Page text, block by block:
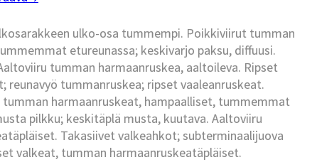
ulko-osa tummempi. Poikkiviirut tumman
etureunassa; keskivarjo paksu, diffuusi.
tumman harmaanruskea, aaltoileva. Ripset
tummanruskea; ripset vaaleanruskeat.
harmaanruskeat, hampaalliset, tummemmat
pilkku; keskitäplä musta, kuutava. Aaltoviiru
Takasiivet valkeahkot; subterminaalijuova
valkeat, tumman harmaanruskeatäpläiset.